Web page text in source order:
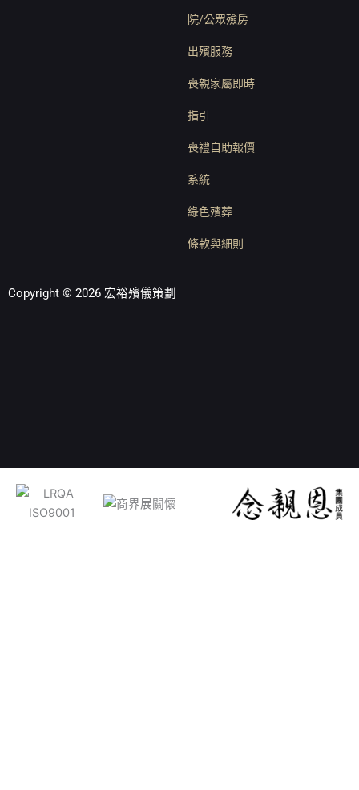
院/公眾殮房
出殯服務
喪親家屬即時
指引
喪禮自助報價
系統
綠色殯葬
條款與細則
Copyright © 2026 宏裕殯儀策劃